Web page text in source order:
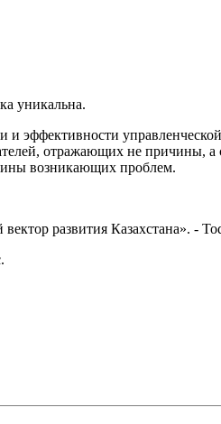
уникальна.
эффективности
отражающих не причины,
возникающих проблем.
развития Казахстана». -